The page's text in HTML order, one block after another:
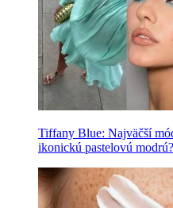
Tiffany Blue: Najväčší
ikonickú pastelovú modrú?